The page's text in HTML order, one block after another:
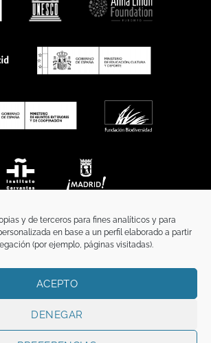
y de terceros para fines analíticos y para
en base a un perfil elaborado a partir
(por ejemplo, páginas visitadas).
ACEPTO
DENEGAR
TÉRMINOS Y CONDICIONES
FUNCI es titular de los derechos de propiedad